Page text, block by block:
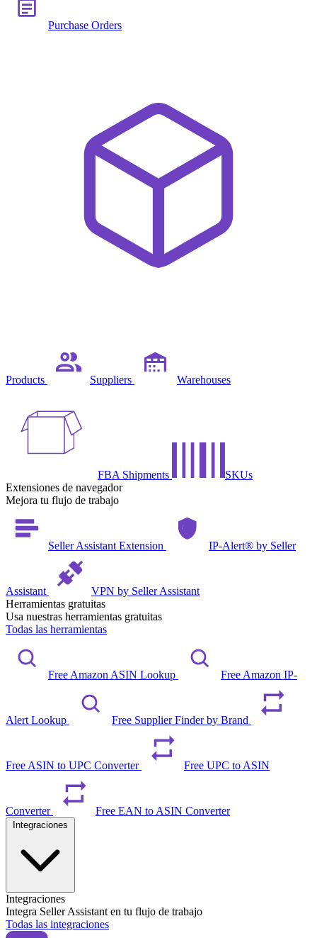
Purchase Orders
Products Suppliers Warehouses
FBA Shipments
SKUs
Extensiones de navegador
Mejora tu flujo de trabajo
Seller Assistant Extension IP-Alert® by Seller
Assistant
VPN by Seller Assistant
Herramientas gratuitas
Usa nuestras herramientas gratuitas
Todas las herramientas
Free Amazon ASIN Lookup Free Amazon IP-
Alert Lookup Free Supplier Finder by Brand
Free ASIN to UPC Converter Free UPC to ASIN
Converter Free EAN to ASIN Converter
Integraciones
Integra Seller Assistant en tu flujo de trabajo
Todas las integraciones